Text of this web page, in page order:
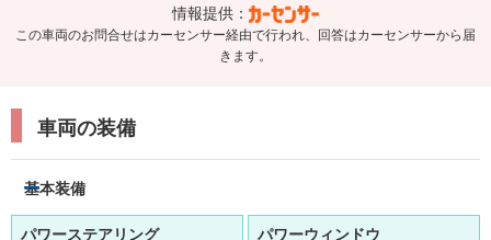
情報提供：
この車両のお問合せはカーセンサー経由で行われ、回答はカーセンサーから届
きます。
車両の装備
基本装備
パワーステアリング
パワーウィンドウ